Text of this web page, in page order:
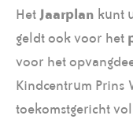
Het Jaarplan kunt
geldt ook voor het
voor het
Kindcentrum Prins
toekomstgericht